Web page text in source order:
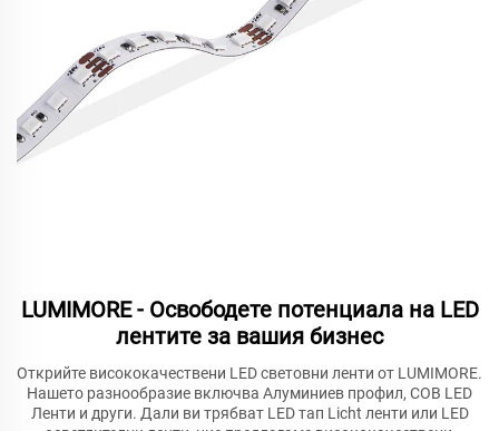
LUMIMORE - Освободете потенциала на LED
лентите за вашия бизнес
Открийте висококачествени LED световни ленти от LUMIMORE.
Нашето разнообразие включва Алуминиев профил, COB LED
Ленти и други. Дали ви трябват LED тап Licht ленти или LED